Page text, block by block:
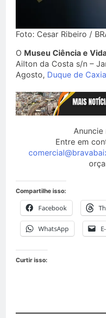
Foto: Cesar Ribeiro /
O Museu Ciência e
Ailton da Costa s/n –
Agosto, Duque de
Anuncie
Entre em
Compartilhe isso:
Facebook
WhatsApp
Curtir isso: